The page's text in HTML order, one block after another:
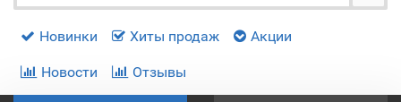
Новинки Хиты продаж Акции
Новости Отзывы